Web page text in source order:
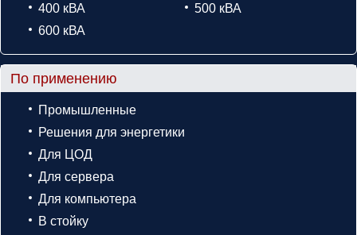
400 кВА
500 кВА
600 кВА
По применению
Промышленные
Решения для энергетики
Для ЦОД
Для сервера
Для компьютера
В стойку